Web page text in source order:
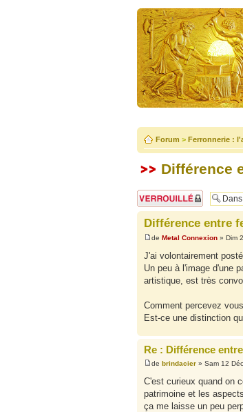
Forum > Ferronnerie :
Différence
Sujet verrouillé
Différence entre
de Metal Connexion» Dim
J'ai volontairement
Un peu à l'image d'une
artistique, est très
Comment percevez
Est-ce une distinction
Re : Différence
de brindacier» Sam 12
C'est curieux quand on
patrimoine et les
ça me laisse un peu